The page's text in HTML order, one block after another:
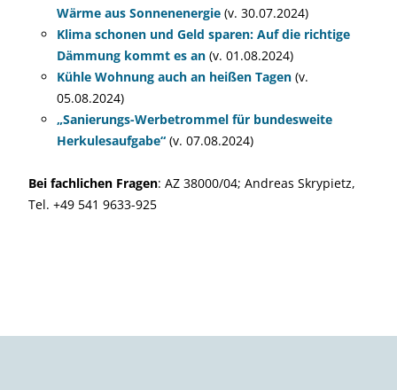
Wärme aus Sonnenenergie (v. 30.07.2024)
Klima schonen und Geld sparen: Auf die richtige
Dämmung kommt es an (v. 01.08.2024)
Kühle Wohnung auch an heißen Tagen (v.
05.08.2024)
„Sanierungs-Werbetrommel für bundesweite
Herkulesaufgabe“ (v. 07.08.2024)
Bei fachlichen Fragen: AZ 38000/04; Andreas Skrypietz,
Tel. +49 541 9633-925